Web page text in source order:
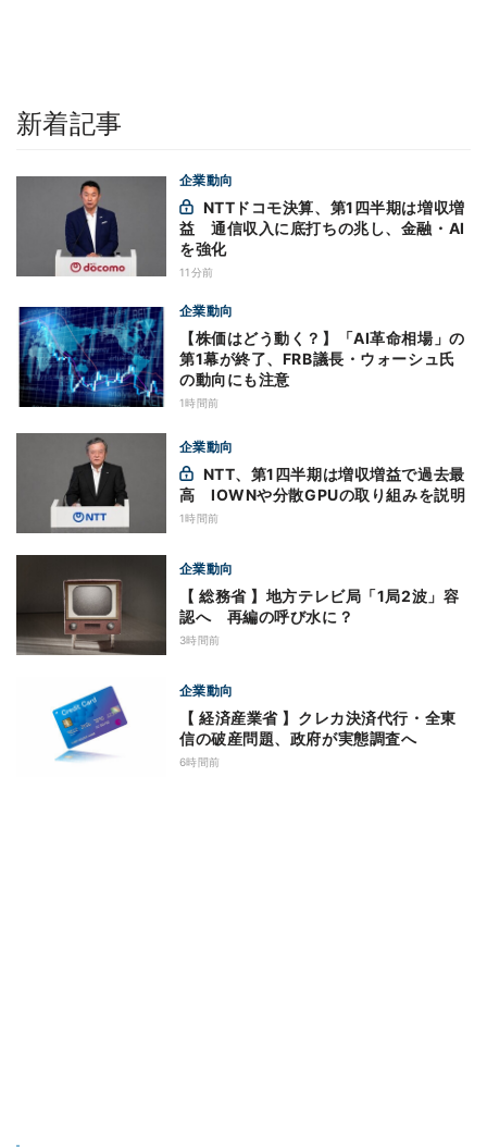
新着記事
企業動向
益 通信収入に底打ちの兆し、金融・AI
を強化
11分前
企業動向
【株価はどう動く？】「AI革命相場」の
第1幕が終了、FRB議長・ウォーシュ氏
の動向にも注意
1時間前
企業動向
高 IOWNや分散GPUの取り組みを説明
1時間前
企業動向
【 総務省 】地方テレビ局「1局2波」容
認へ 再編の呼び水に？
3時間前
企業動向
【 経済産業省 】クレカ決済代行・全東
信の破産問題、政府が実態調査へ
6時間前